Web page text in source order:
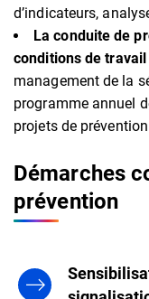
d’indicateurs,
La conduite de
conditions de travail
management de la
programme annuel
projets de
Démarches
prévention